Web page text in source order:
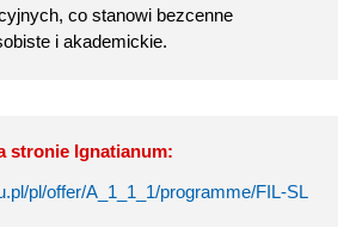
co stanowi bezcenne
i akademickie.
stronie Ignatianum:
pl/offer/A_1_1_1/programme/FIL-SL